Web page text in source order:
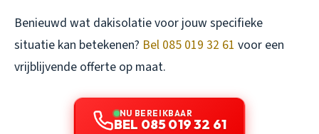
Benieuwd wat dakisolatie voor jouw specifieke
situatie kan betekenen? Bel 085 019 32 61 voor een
vrijblijvende offerte op maat.
NU BEREIKBAAR
BEL 085 019 32 61